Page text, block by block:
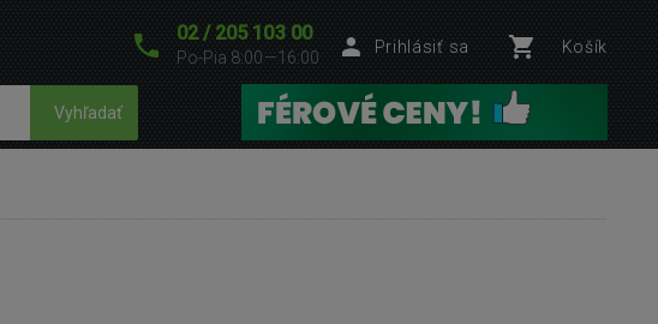
02 / 205 103 00
Po-Pia 8:00—16:00
Prihlásiť sa Košík
Vyhľadať